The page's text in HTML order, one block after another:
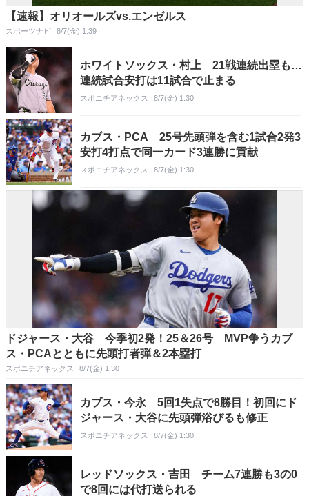
【速報】オリオールズvs.エンゼルス
スポーツナビ 8/7(金) 1:39
ホワイトソックス・村上 21戦連続出塁も…
連続試合安打は11試合で止まる
スポニチアネックス 8/7(金) 1:30
カブス・PCA 25号先頭弾を含む1試合2発3
安打4打点で同一カード3連勝に貢献
スポニチアネックス 8/7(金) 1:30
ドジャース・大谷 今季初2発！25＆26号 MVP争うカブ
ス・PCAとともに先頭打者弾＆2本塁打
スポニチアネックス 8/7(金) 1:30
カブス・今永 5回1失点で8勝目！初回にド
ジャース・大谷に先頭弾浴びるも修正
スポニチアネックス 8/7(金) 1:30
レッドソックス・吉田 チーム7連勝も3の0
で8回には代打送られる